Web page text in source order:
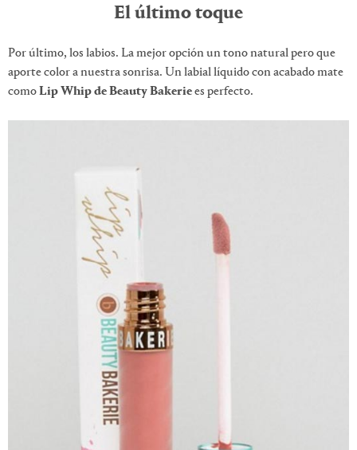
El último toque
Por último, los labios. La mejor opción un tono natural pero que
aporte color a nuestra sonrisa. Un labial líquido con acabado mate
comoLip Whip de Beauty Bakeriees perfecto.